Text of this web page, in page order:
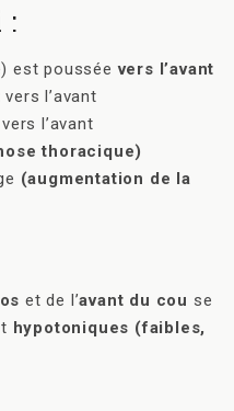
:
est pousséevers l’avant
vers l’avant
l’avant
thoracique)
(augmentation de la
et de l’avant du cou se
hypotoniques (faibles,